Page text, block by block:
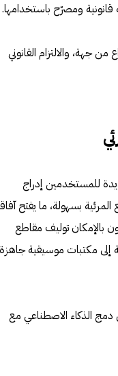
قانونية ومصرّح باستخدامها.
جهة، والالتزام القانوني
للمستخدمين إدراج
بسهولة، ما يفتح
بالإمكان توليف مقاطع
إلى مكتبات موسيقية جاهزة
دمج الذكاء الاصطناعي مع